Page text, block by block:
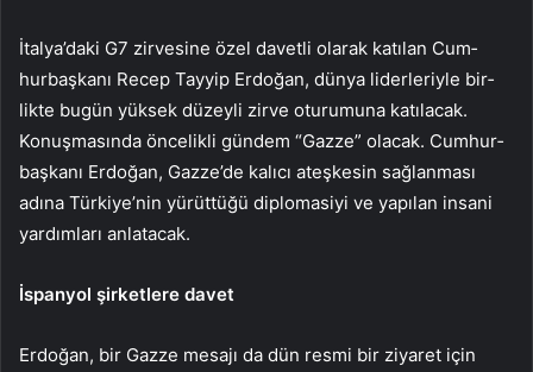
İtalya’daki G7 zirvesine özel davetli olarak katılan Cum­
hurbaşkanı Recep Tayyip Er­doğan, dünya liderleriyle bir­
likte bugün yüksek düzey­li zirve oturumuna katılacak.
Konuşmasında öncelikli gün­dem “Gazze” olacak. Cumhur­
başkanı Erdoğan, Gazze’de kalıcı ateşkesin sağlanması
adına Türkiye’nin yürüttüğü diplomasiyi ve yapılan insani
yardımları anlatacak.
İspanyol şirketlere davet
Erdoğan, bir Gazze mesajı da dün resmi bir ziyaret için